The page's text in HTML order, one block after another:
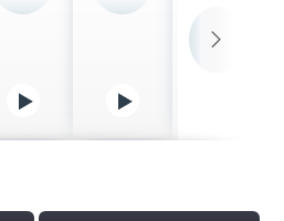
台聯播）
06:30-08:00
星期六問責
未來·無限